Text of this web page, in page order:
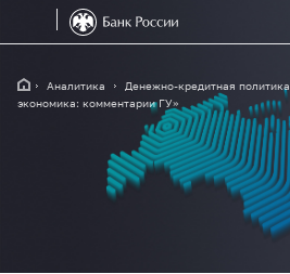
Аналитика Денежно-кредитная политика
экономика: комментарии ГУ»